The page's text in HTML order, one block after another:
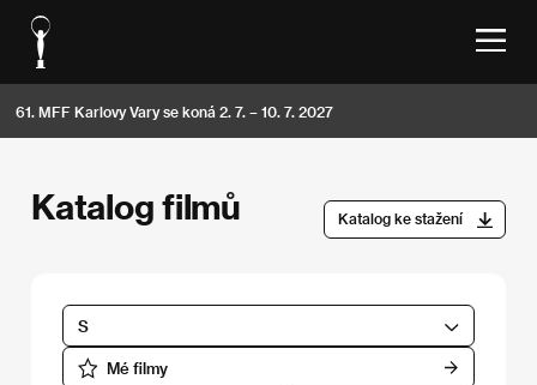
61. MFF Karlovy Vary se koná 2. 7. – 10. 7. 2027
Katalog filmů Katalog ke stažení
S
Mé filmy